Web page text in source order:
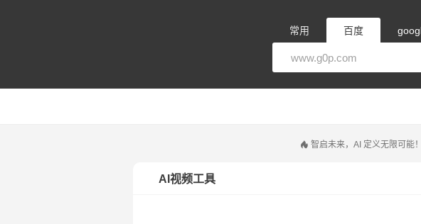
常用 百度
智启未来，AI 定义无限可能！
AI视频工具